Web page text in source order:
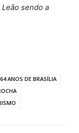
sendo a
ANOS DE BRASÍLIA